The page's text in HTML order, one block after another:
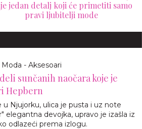
jedan detalj koji će primetiti samo
pravi ljubitelji mode
Moda - Aksesoari
sunčanih naočara koje je
Hepbern
u Njujorku, ulica je pusta i uz note
elegantna devojka, upravo je izašla iz
odlazeći prema izlogu.